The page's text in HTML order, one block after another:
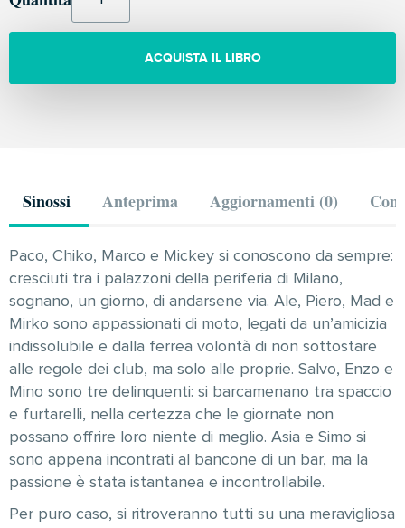
ACQUISTA IL LIBRO
Sinossi Anteprima Aggiornamenti (0)
Paco, Chiko, Marco e Mickey si conoscono da sempre:
cresciuti tra i palazzoni della periferia di Milano,
sognano, un giorno, di andarsene via. Ale, Piero, Mad e
Mirko sono appassionati di moto, legati da un’amicizia
indissolubile e dalla ferrea volontà di non sottostare
alle regole dei club, ma solo alle proprie. Salvo, Enzo e
Mino sono tre delinquenti: si barcamenano tra spaccio
e furtarelli, nella certezza che le giornate non
possano offrire loro niente di meglio. Asia e Simo si
sono appena incontrati al bancone di un bar, ma la
passione è stata istantanea e incontrollabile.
Per puro caso, si ritroveranno tutti su una meravigliosa